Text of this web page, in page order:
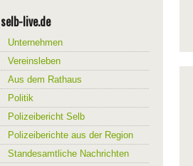
selb-live.de
Unternehmen
Vereinsleben
Aus dem Rathaus
Politik
Polizeibericht Selb
Polizeiberichte aus der Region
Standesamtliche Nachrichten